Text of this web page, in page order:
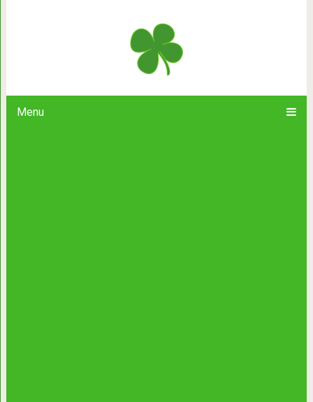
Menu
20 идей красивой и